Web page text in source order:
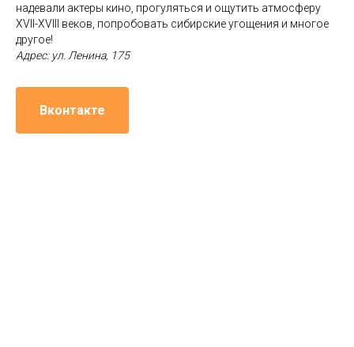
надевали актеры кино, прогуляться и ощутить атмосферу
XVII-XVIII веков, попробовать сибирские угощения и многое
другое!
Адрес: ул. Ленина, 175
Вконтакте